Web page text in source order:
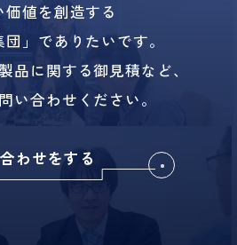
価値を創造する
団」でありたいです。
品に関する御見積など、
い合わせください。
わせをする